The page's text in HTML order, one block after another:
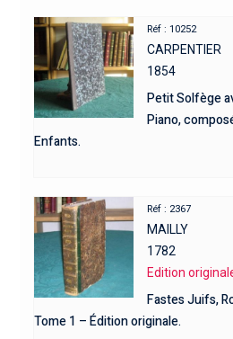
Réf : 10252
CARPENTIER
1854
Petit Solfège
Piano,
Enfants.
Réf : 2367
MAILLY
1782
Edition
Fastes Juifs,
Tome 1 – Édition originale.